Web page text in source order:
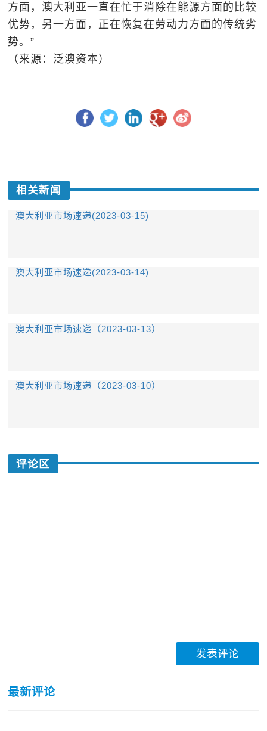
方面，澳大利亚一直在忙于消除在能源方面的比较
优势，另一方面，正在恢复在劳动力方面的传统劣
势。”
（来源：泛澳资本）
相关新闻
澳大利亚市场速递(2023-03-15)
澳大利亚市场速递(2023-03-14)
澳大利亚市场速递（2023-03-13）
澳大利亚市场速递（2023-03-10）
评论区
发表评论
最新评论